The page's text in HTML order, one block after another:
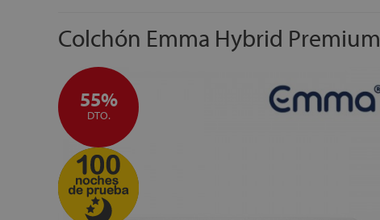
Colchón Emma Hybrid Premium
55%
DTO.